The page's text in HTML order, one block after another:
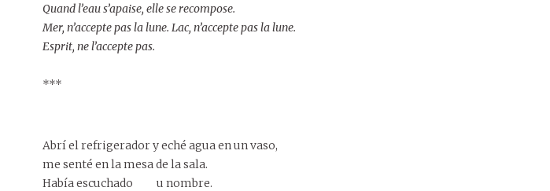
Quand l’eau s’apaise, elle se recompose.
Mer, n’accepte pas la lune. Lac, n’accepte pas la lune.
Esprit, ne l’accepte pas.
***
Abrí el refrigerador y eché agua en un vaso,
me senté en la mesa de la sala.
Había escuchado u nombre.